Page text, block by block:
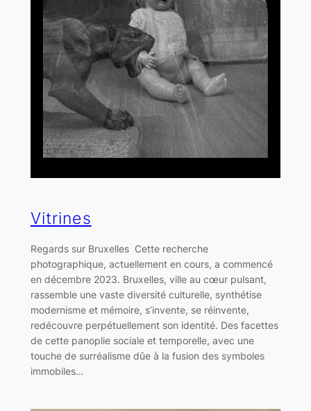
Vitrines
Regards sur Bruxelles Cette recherche
photographique, actuellement en cours, a commencé
en décembre 2023. Bruxelles, ville au cœur pulsant,
rassemble une vaste diversité culturelle, synthétise
modernisme et mémoire, s’invente, se réinvente,
redécouvre perpétuellement son identité. Des facettes
de cette panoplie sociale et temporelle, avec une
touche de surréalisme dûe à la fusion des symboles
immobiles…